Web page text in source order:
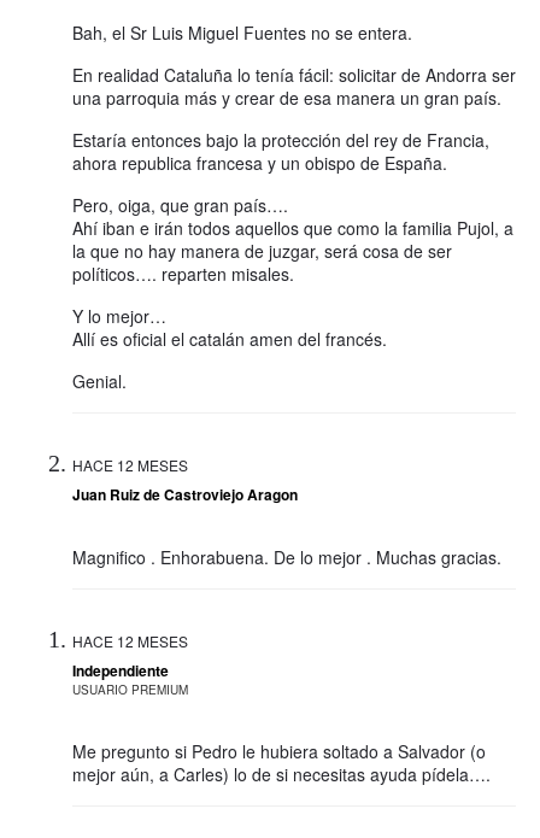
Bah, el Sr Luis Miguel Fuentes no se entera.
En realidad Cataluña lo tenía fácil: solicitar de Andorra ser
una parroquia más y crear de esa manera un gran país.
Estaría entonces bajo la protección del rey de Francia,
ahora republica francesa y un obispo de España.
Pero, oiga, que gran país….
Ahí iban e irán todos aquellos que como la familia Pujol, a
la que no hay manera de juzgar, será cosa de ser
políticos…. reparten misales.
Y lo mejor…
Allí es oficial el catalán amen del francés.
Genial.
HACE 12 MESES
Juan Ruiz de Castroviejo Aragon
Magnifico . Enhorabuena. De lo mejor . Muchas gracias.
HACE 12 MESES
Independiente
USUARIO PREMIUM
Me pregunto si Pedro le hubiera soltado a Salvador (o
mejor aún, a Carles) lo de si necesitas ayuda pídela….